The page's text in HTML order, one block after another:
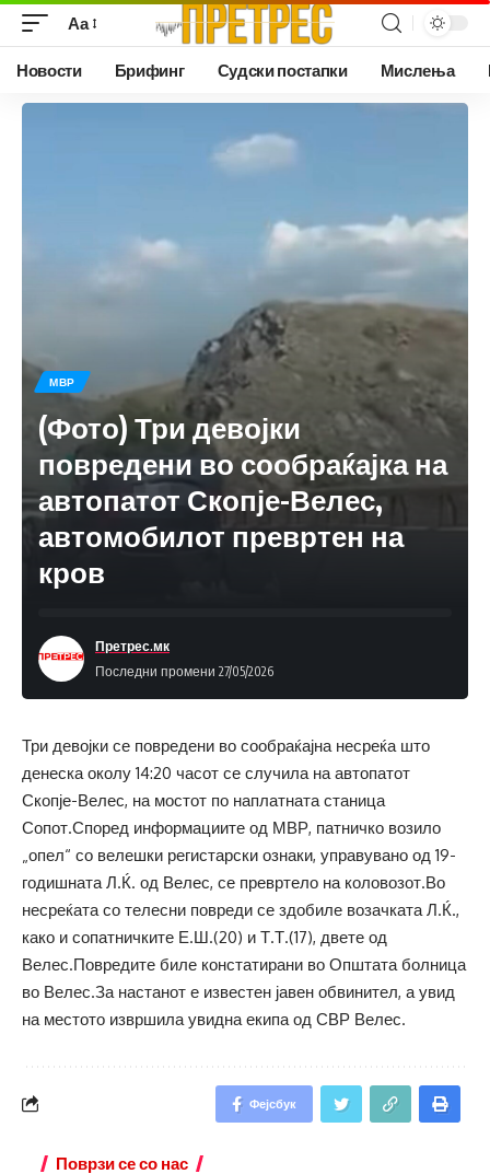
Аа
Новости Брифинг Судски постапки Мислења
МВР
(Фото) Три девојки
повредени во сообраќајка на
автопатот Скопје-Велес,
автомобилот превртен на
кров
Последни промени 27/05/2026
Претрес.мк
Три девојки се повредени во сообраќајна несреќа што
денеска околу 14:20 часот се случила на автопатот
Скопје-Велес, на мостот по наплатната станица
Сопот.Според информациите од МВР, патничко возило
„опел“ со велешки регистарски ознаки, управувано од 19-
годишната Л.Ќ. од Велес, се превртело на коловозот.Во
несреќата со телесни повреди се здобиле возачката Л.Ќ.,
како и сопатничките Е.Ш.(20) и Т.Т.(17), двете од
Велес.Повредите биле констатирани во Општата болница
во Велес.За настанот е известен јавен обвинител, а увид
на местото извршила увидна екипа од СВР Велес.
Фејсбук
Поврзи се со нас